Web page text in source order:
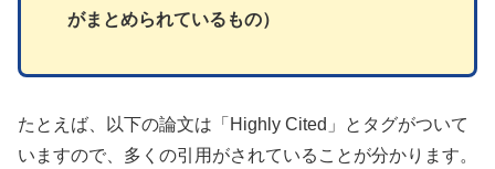
がまとめられているもの）
たとえば、以下の論文は「Highly Cited」とタグがついて
いますので、多くの引用がされていることが分かります。